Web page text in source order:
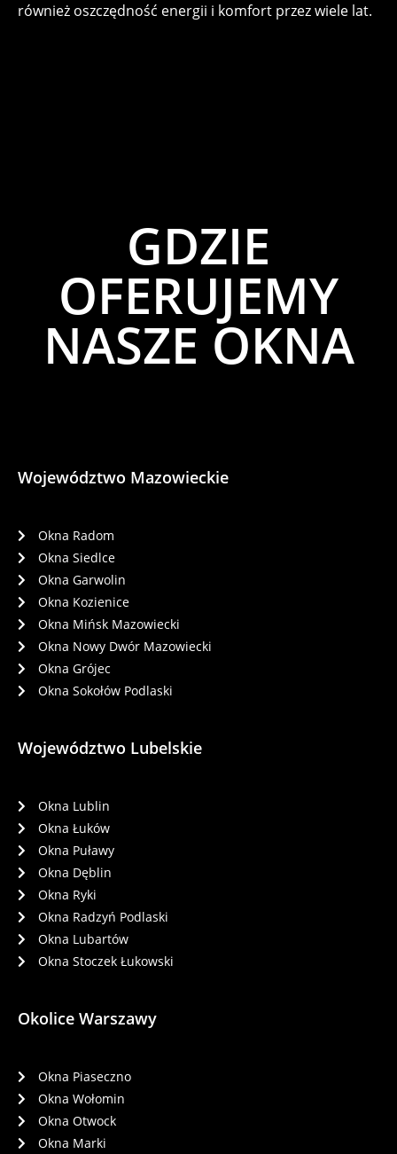
również oszczędność energii i komfort przez wiele lat.
GDZIE
OFERUJEMY
NASZE OKNA
Województwo Mazowieckie
Okna Radom
Okna Siedlce
Okna Garwolin
Okna Kozienice
Okna Mińsk Mazowiecki
Okna Nowy Dwór Mazowiecki
Okna Grójec
Okna Sokołów Podlaski
Województwo Lubelskie
Okna Lublin
Okna Łuków
Okna Puławy
Okna Dęblin
Okna Ryki
Okna Radzyń Podlaski
Okna Lubartów
Okna Stoczek Łukowski
Okolice Warszawy
Okna Piaseczno
Okna Wołomin
Okna Otwock
Okna Marki